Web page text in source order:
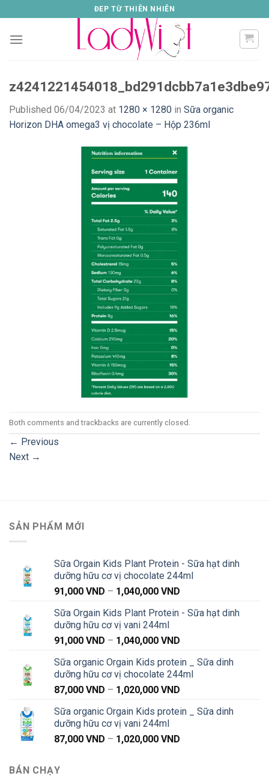
to
content
ĐEP TỪ THIÊN NHIÊN
Published 06/04/2023 at 1280 × 1280 in Sữa organic
Horizon DHA omega3 vị chocolate – Hộp 236ml
Both comments and trackbacks are currently closed.
← Previous
Next →
SẢN PHẨM MỚI
Sữa Orgain Kids Plant Protein - Sữa hạt dinh
dưỡng hữu cơ vị chocolate 244ml
91,000 VND – 1,040,000 VND
từ
Sữa Orgain Kids Plant Protein - Sữa hạt dinh
dưỡng hữu cơ vị vani 244ml
91,000 VND – 1,040,000 VND
từ
91,000 VND
Sữa organic Orgain Kids protein _ Sữa dinh
dưỡng hữu cơ vị chocolate 244ml
87,000 VND – 1,020,000 VND
từ
Sữa organic Orgain Kids protein _ Sữa dinh
dưỡng hữu cơ vị vani 244ml
87,000 VND – 1,020,000 VND
BÁN CHẠY